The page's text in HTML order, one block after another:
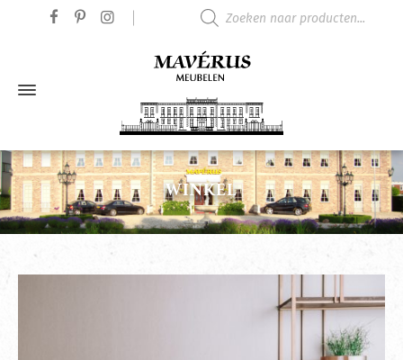
WINKEL